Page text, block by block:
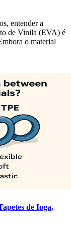
entender a
de Vinila (EVA) é
o material
de Ioga,